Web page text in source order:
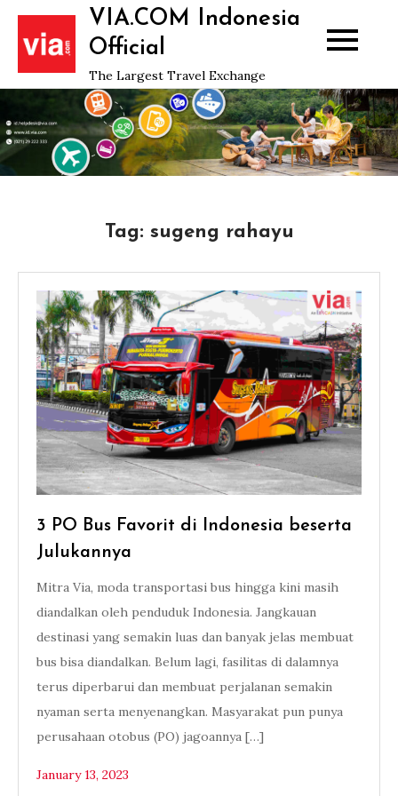
Skip
content
VIA.COM Indonesia
Official
The Largest Travel Exchange
Tag: sugeng rahayu
3 PO Bus Favorit di Indonesia beserta
Julukannya
Mitra Via, moda transportasi bus hingga kini masih
diandalkan oleh penduduk Indonesia. Jangkauan
destinasi yang semakin luas dan banyak jelas membuat
bus bisa diandalkan. Belum lagi, fasilitas di dalamnya
terus diperbarui dan membuat perjalanan semakin
nyaman serta menyenangkan. Masyarakat pun punya
perusahaan otobus (PO) jagoannya […]
January 13, 2023